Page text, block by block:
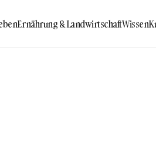
Ernährung & LandwirtschaftWissen